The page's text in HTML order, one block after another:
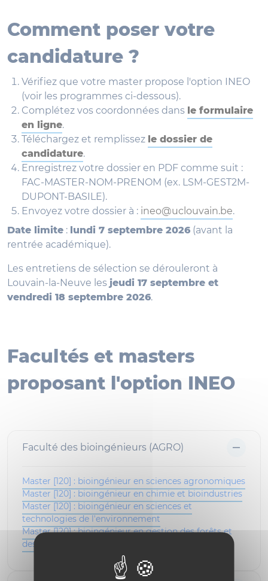
Comment poser votre
candidature ?
Vérifiez que votre master propose l'option INEO
(voir les programmes ci-dessous).
Complétez vos coordonnées dans le formulaire
en ligne.
Téléchargez et remplissez le dossier de
candidature.
Enregistrez votre dossier en PDF comme suit :
FAC-MASTER-NOM-PRENOM (ex. LSM-GEST2M-
DUPONT-BASILE).
Envoyez votre dossier à : ineo@uclouvain.be.
Date limite : lundi 7 septembre 2026 (avant la
rentrée académique).
Les entretiens de sélection se dérouleront à
Louvain-la-Neuve les jeudi 17 septembre et
vendredi 18 septembre 2026.
Facultés et masters
proposant l'option INEO
Faculté des bioingénieurs (AGRO)
Master [120] : bioingénieur en sciences agronomiques
Master [120] : bioingénieur en chimie et bioindustries
Master [120] : bioingénieur en sciences et
technologies de l'environnement
Master [120] : bioingénieur en gestion des forêts et
des espaces naturels